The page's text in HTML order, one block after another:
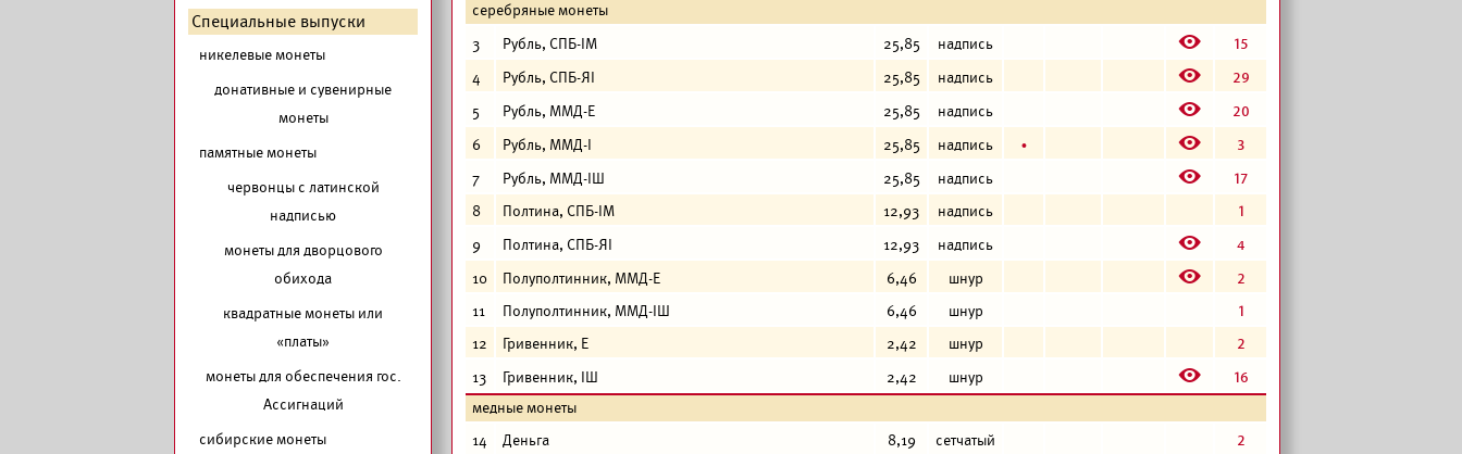
Специальные выпуски
никелевые монеты
донативные и сувенирные
монеты
памятные монеты
червонцы с латинской
надписью
монеты для дворцового
обихода
квадратные монеты или
«платы»
монеты для обеспечения гос.
Ассигнаций
сибирские монеты
серебряные монеты
3
Рубль, СПБ-IM 25,85 надпись E 15
4 Рубль, СПБ-ЯI 25,85 надпись E 29
5 Рубль, ММД-Е 25,85 надпись E 20
6 Рубль, ММД-I 25,85 надпись б E 3
7 Рубль, ММД-IШ 25,85 надпись E 17
8 Полтина, СПБ-IM 12,93 надпись 1
9 Полтина, СПБ-ЯI 12,93 надпись E 4
10 Полуполтинник, ММД-Е 6,46 шнур E 2
11 Полуполтинник, ММД-IШ 6,46 шнур 1
12 Гривенник, Е 2,42 шнур 2
13 Гривенник, IШ 2,42 шнур E 16
медные монеты
14
Деньга 8,19 сетчатый 2